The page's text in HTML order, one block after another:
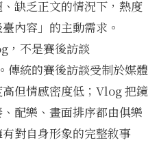
缺乏正文的情況下，熱度
內容」的主動需求。
，不是賽後訪談
傳統的賽後訪談受制於媒體
但情感密度低；Vlog 把鏡
配樂、畫面排序都由俱樂
對自身形象的完整敘事